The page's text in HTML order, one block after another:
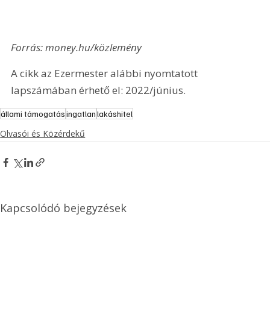
Forrás: money.hu/közlemény
A cikk az Ezermester alábbi nyomtatott
lapszámában érhető el: 2022/június.
állami támogatásingatlanlakáshitel
Olvasói és Közérdekű
Kapcsolódó bejegyzések